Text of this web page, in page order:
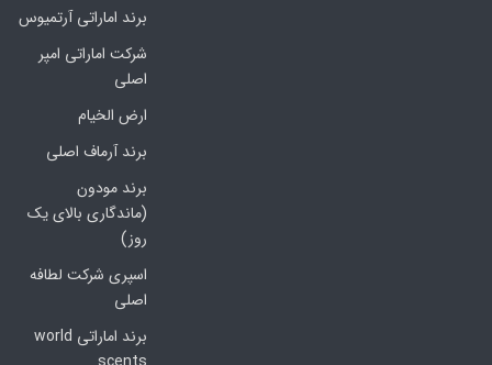
برند اماراتی آرتمیوس
شرکت اماراتی امپر
اصلی
ارض الخیام
برند آرماف اصلی
برند مودون
(ماندگاری بالای یک
روز)
اسپری شرکت لطافه
اصلی
برند اماراتی world